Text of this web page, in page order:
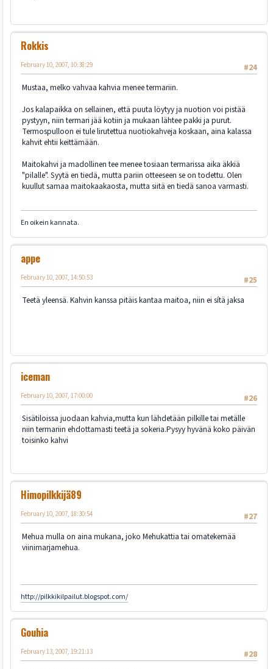
Rokkis
#24
February 10, 2007, 10:38:29
Mustaa, melko vahvaa kahvia menee termariin.
Jos kalapaikka on sellainen, että puuta löytyy ja nuotion voi pistää
pystyyn, niin termari jää kotiin ja mukaan lähtee pakki ja purut.
Termospulloon ei tule lirutettua nuotiokahveja koskaan, aina kalassa
kahvit ehtii keittämään.
Maitokahvi ja madollinen tee menee tosiaan termarissa aika äkkiä
"pilalle". Syytä en tiedä, mutta pariin otteeseen se on todettu. Olen
kuullut samaa maitokaakaosta, mutta siitä en tiedä sanoa varmasti.
En oikein kannata.
appe
#25
February 10, 2007, 14:50:53
Teetä yleensä. Kahvin kanssa pitäis kantaa maitoa, niin ei sítä jaksa
iceman
#26
February 10, 2007, 17:00:00
Sisätiloissa juodaan kahvia,mutta kun lähdetään pilkille tai metälle
niin termariin ehdottamasti teetä ja sokeria.Pysyy hyvänä koko päivän
toisinko kahvi
Himopilkkijä89
#27
February 10, 2007, 18:30:54
Mehua mulla on aina mukana, joko Mehukattia tai omatekemää
viinimarjamehua.
http://pilkkikilpailut.blogspot.com/
Gouhia
#28
February 13, 2007, 19:21:13